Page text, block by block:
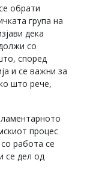
обрати
група на
дека
со
според
и се важни за
што рече,
процес
работа се
се дел од